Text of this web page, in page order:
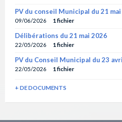
PV du conseil Municipal du 21
09/06/2026 1 fichier
Délibérations du 21 mai 2026
22/05/2026 1 fichier
PV du Conseil Municipal du 23
22/05/2026 1 fichier
+ DE DOCUMENTS